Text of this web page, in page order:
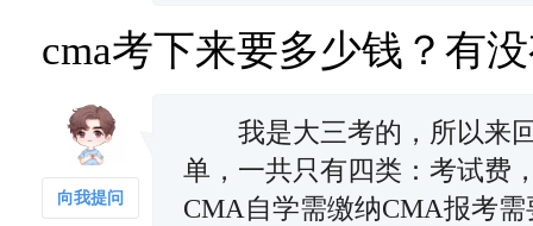
cma考下来要多少钱？有
向我提问
我是大三考的，所以来回
单，一共只有四类：考试费
CMA自学需缴纳CMA报考